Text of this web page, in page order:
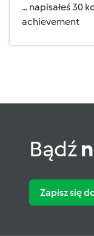
... napisałeś 30
achievement
Bądź
Zapisz się